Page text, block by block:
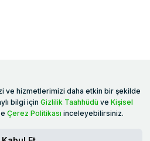
1461. Sokak No:2/1 19 Mayıs
ve hizmetlerimizi daha etkin bir şekilde
bilgi için Gizlilik Taahhüdü ve Kişisel
Çerez Politikası inceleyebilirsiniz.